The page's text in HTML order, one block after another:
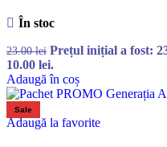
În stoc
23.00lei Prețul inițial a fost:
10.00 lei.
Adaugă în coș
Sale
Adaugă la favorite